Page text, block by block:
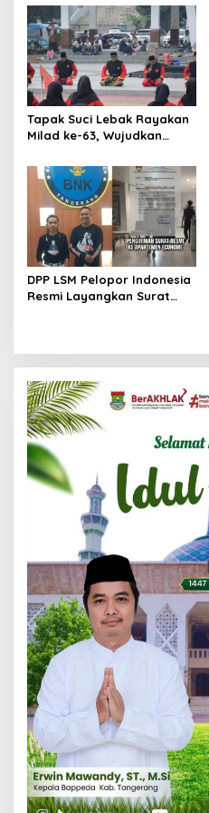
Konferensi Organisasi
Tapak Suci Lebak Rayakan
Milad ke-63, Wujudkan
Menuju Kancah Dunia
DPP LSM Pelopor Indonesia
Resmi Layangkan Surat